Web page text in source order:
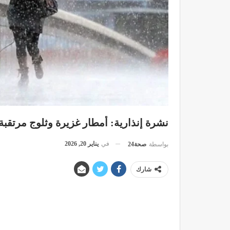
نشرة إنذارية: أمطار غزيرة وثلوج
بواسطة صحة24 في يناير 20, 2026
شارك